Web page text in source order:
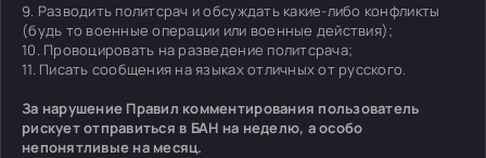
9. Разводить политсрач и обсуждать какие-либо конфликты
(будь то военные операции или военные действия);
10. Провоцировать на разведение политсрача;
11. Писать сообщения на языках отличных от русского.
За нарушение Правил комментирования пользователь
рискует отправиться в БАН на неделю, а особо
непонятливые на месяц.